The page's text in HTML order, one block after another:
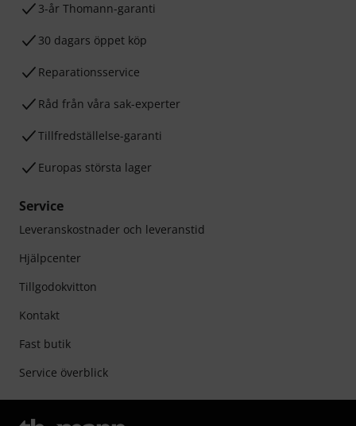
3-år Thomann-garanti
30 dagars öppet köp
Reparationsservice
Råd från våra sak-experter
Tillfredställelse-garanti
Europas största lager
Service
Leveranskostnader och leveranstid
Hjälpcenter
Tillgodokvitton
Kontakt
Fast butik
Service överblick